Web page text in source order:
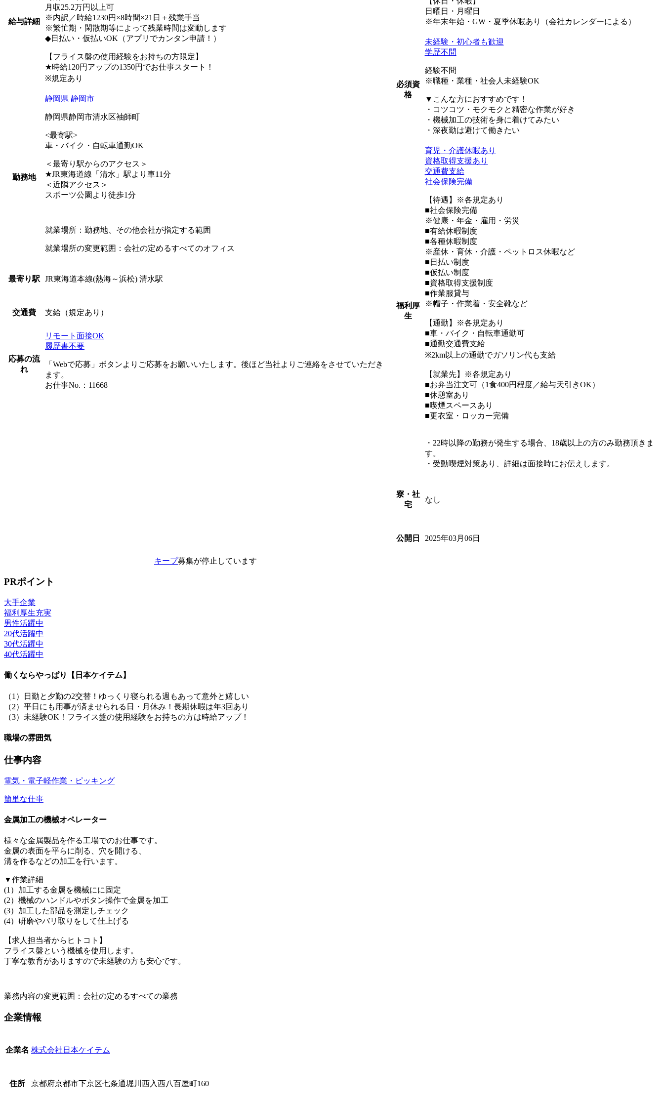
給与詳細
月収25.2万円以上可
※内訳／時給1230円×8時間×21日＋残業手当
※繁忙期・閑散期等によって残業時間は変動します
◆日払い・仮払いOK（アプリでカンタン申請！）
【フライス盤の使用経験をお持ちの方限定】
★時給120円アップの1350円でお仕事スタート！
※規定あり
勤務地
静岡県 静岡市
静岡県静岡市清水区袖師町
<最寄駅>
車・バイク・自転車通勤OK
＜最寄り駅からのアクセス＞
★JR東海道線「清水」駅より車11分
＜近隣アクセス＞
スポーツ公園より徒歩1分
就業場所：勤務地、その他会社が指定する範囲
就業場所の変更範囲：会社の定めるすべてのオフィス
最寄り駅 JR東海道本線(熱海～浜松) 清水駅
交通費 支給（規定あり）
応募の流
れ
リモート面接OK
履歴書不要
「Webで応募」ボタンよりご応募をお願いいたします。後ほど当社よりご連絡をさせていただき
ます。
お仕事No.：11668
日曜日・月曜日
※年末年始・GW・夏季休暇あり（会社カレンダーによる）
必須資
格
未経験・初心者も歓迎
学歴不問
経験不問
※職種・業種・社会人未経験OK
▼こんな方におすすめです！
・コツコツ・モクモクと精密な作業が好き
・機械加工の技術を身に着けてみたい
・深夜勤は避けて働きたい
福利厚
生
育児・介護休暇あり
資格取得支援あり
交通費支給
社会保険完備
【待遇】※各規定あり
■社会保険完備
※健康・年金・雇用・労災
■有給休暇制度
■各種休暇制度
※産休・育休・介護・ペットロス休暇など
■日払い制度
■仮払い制度
■資格取得支援制度
■作業服貸与
※帽子・作業着・安全靴など
【通勤】※各規定あり
■車・バイク・自転車通勤可
■通勤交通費支給
※2km以上の通勤でガソリン代も支給
【就業先】※各規定あり
■お弁当注文可（1食400円程度／給与天引きOK）
■休憩室あり
■喫煙スペースあり
■更衣室・ロッカー完備
・22時以降の勤務が発生する場合、18歳以上の方のみ勤務頂きま
す。
・受動喫煙対策あり、詳細は面接時にお伝えします。
寮・社
宅
なし
公開日 2025年03月06日
キープ募集が停止しています
PRポイント
大手企業
福利厚生充実
男性活躍中
20代活躍中
30代活躍中
40代活躍中
働くならやっぱり【日本ケイテム】
（1）日勤と夕勤の2交替！ゆっくり寝られる週もあって意外と嬉しい
（2）平日にも用事が済ませられる日・月休み！長期休暇は年3回あり
（3）未経験OK！フライス盤の使用経験をお持ちの方は時給アップ！
職場の雰囲気
仕事内容
電気・電子軽作業・ピッキング
簡単な仕事
金属加工の機械オペレーター
様々な金属製品を作る工場でのお仕事です。
金属の表面を平らに削る、穴を開ける、
溝を作るなどの加工を行います。
▼作業詳細
(1）加工する金属を機械にに固定
(2）機械のハンドルやボタン操作で金属を加工
(3）加工した部品を測定しチェック
(4）研磨やバリ取りをして仕上げる
【求人担当者からヒトコト】
フライス盤という機械を使用します。
丁寧な教育がありますので未経験の方も安心です。
業務内容の変更範囲：会社の定めるすべての業務
企業情報
企業名 株式会社日本ケイテム
住所 京都府京都市下京区七条通堀川西入西八百屋町160